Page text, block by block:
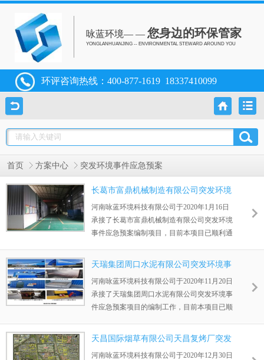
咏蓝环境— —您身边的环保管家
YONGLANHUANJING -- ENVIRONMENTAL STEWARD AROUND YOU
环评咨询热线： 400-877-161918337410099
首页 方案中心 突发环境事件应急预案
长葛市富鼎机械制造有限公司突发环境
事件应急预案
河南咏蓝环境科技有限公司于2020年1月16日
承接了长葛市富鼎机械制造有限公司突发环境
事件应急预案编制项目，目前本项目已顺利通
天瑞集团周口水泥有限公司突发环境事
件应急预案
河南咏蓝环境科技有限公司于2020年11月20日
承接了天瑞集团周口水泥有限公司突发环境事
件应急预案项目的编制工作，目前本项目已顺
天昌国际烟草有限公司天昌复烤厂突发
环境应急预案编制
河南咏蓝环境科技有限公司于2020年12月30日